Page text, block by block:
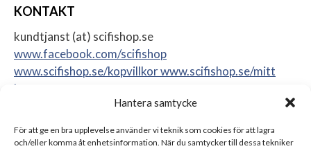
Hantera samtycke
För att ge en bra upplevelse använder vi teknik som cookies för att lagra
och/eller komma åt enhetsinformation. När du samtycker till dessa tekniker
KONTAKT
kundtjanst (at) scifishop.se
www.facebook.com/scifishop
www.scifishop.se/kopvillkorwww.scifishop.se/mitt
konto
Sweden